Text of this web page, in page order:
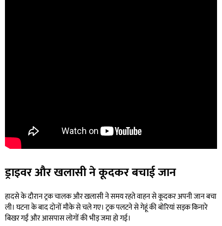
ड्राइवर और खलासी ने कूदकर बचाई जान
हादसे के दौरान ट्रक चालक और खलासी ने समय रहते वाहन से कूदकर अपनी जान बचा
ली। घटना के बाद दोनों मौके से चले गए। ट्रक पलटने से गेहूं की बोरियां सड़क किनारे
बिखर गईं और आसपास लोगों की भीड़ जमा हो गई।